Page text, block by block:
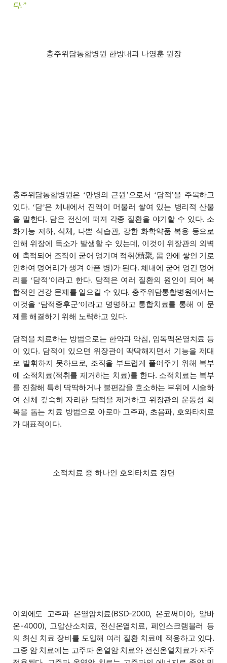
다.”
충주위담통합병원 한방내과 나영훈 원장
충주위담통합병원은 ‘만병의 근원’으로서 ‘담적’을 주목하고
있다. ‘담’은 체내에서 진액이 머물러 쌓여 있는 병리적 산물
을 말한다. 담은 전신에 퍼져 각종 질환을 야기할 수 있다. 소
화기능 저하, 식체, 나쁜 식습관, 강한 화학약품 복용 등으로
인해 위장에 독소가 발생할 수 있는데, 이것이 위장관의 외벽
에 축적되어 조직이 굳어 엉기며 적취(積聚, 몸 안에 쌓인 기로
인하여 덩어리가 생겨 아픈 병)가 된다. 체내에 굳어 엉긴 덩어
리를 ‘담적’이라고 한다. 담적은 여러 질환의 원인이 되어 복
합적인 건강 문제를 일으킬 수 있다. 충주위담통합병원에서는
이것을 ‘담적증후군’이라고 명명하고 통합치료를 통해 이 문
제를 해결하기 위해 노력하고 있다.
담적을 치료하는 방법으로는 한약과 약침, 임독맥온열치료 등
이 있다. 담적이 있으면 위장관이 딱딱해지면서 기능을 제대
로 발휘하지 못하므로, 조직을 부드럽게 풀어주기 위해 복부
에 소적치료(적취를 제거하는 치료)를 한다. 소적치료는 복부
를 진찰해 특히 딱딱하거나 불편감을 호소하는 부위에 시술하
여 신체 깊숙히 자리한 담적을 제거하고 위장관의 운동성 회
복을 돕는 치료 방법으로 아로마 고주파, 초음파, 호와타치료
가 대표적이다.
소적치료 중 하나인 호와타치료 장면
이외에도 고주파 온열암치료(BSD-2000, 온코써미아, 알바
온-4000), 고압산소치료, 전신온열치료, 페인스크램블러 등
의 최신 치료 장비를 도입해 여러 질환 치료에 적용하고 있다.
그중 암 치료에는 고주파 온열암 치료와 전신온열치료가 자주